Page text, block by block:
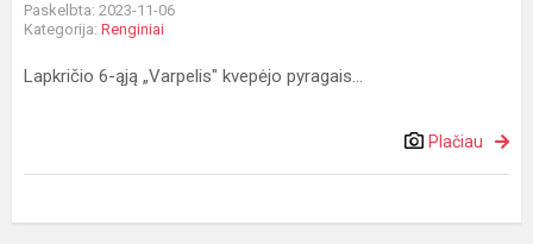
Paskelbta: 2023-11-06
Kategorija: Renginiai
Lapkričio 6-ąją „Varpelis" kvepėjo pyragais...
Plačiau